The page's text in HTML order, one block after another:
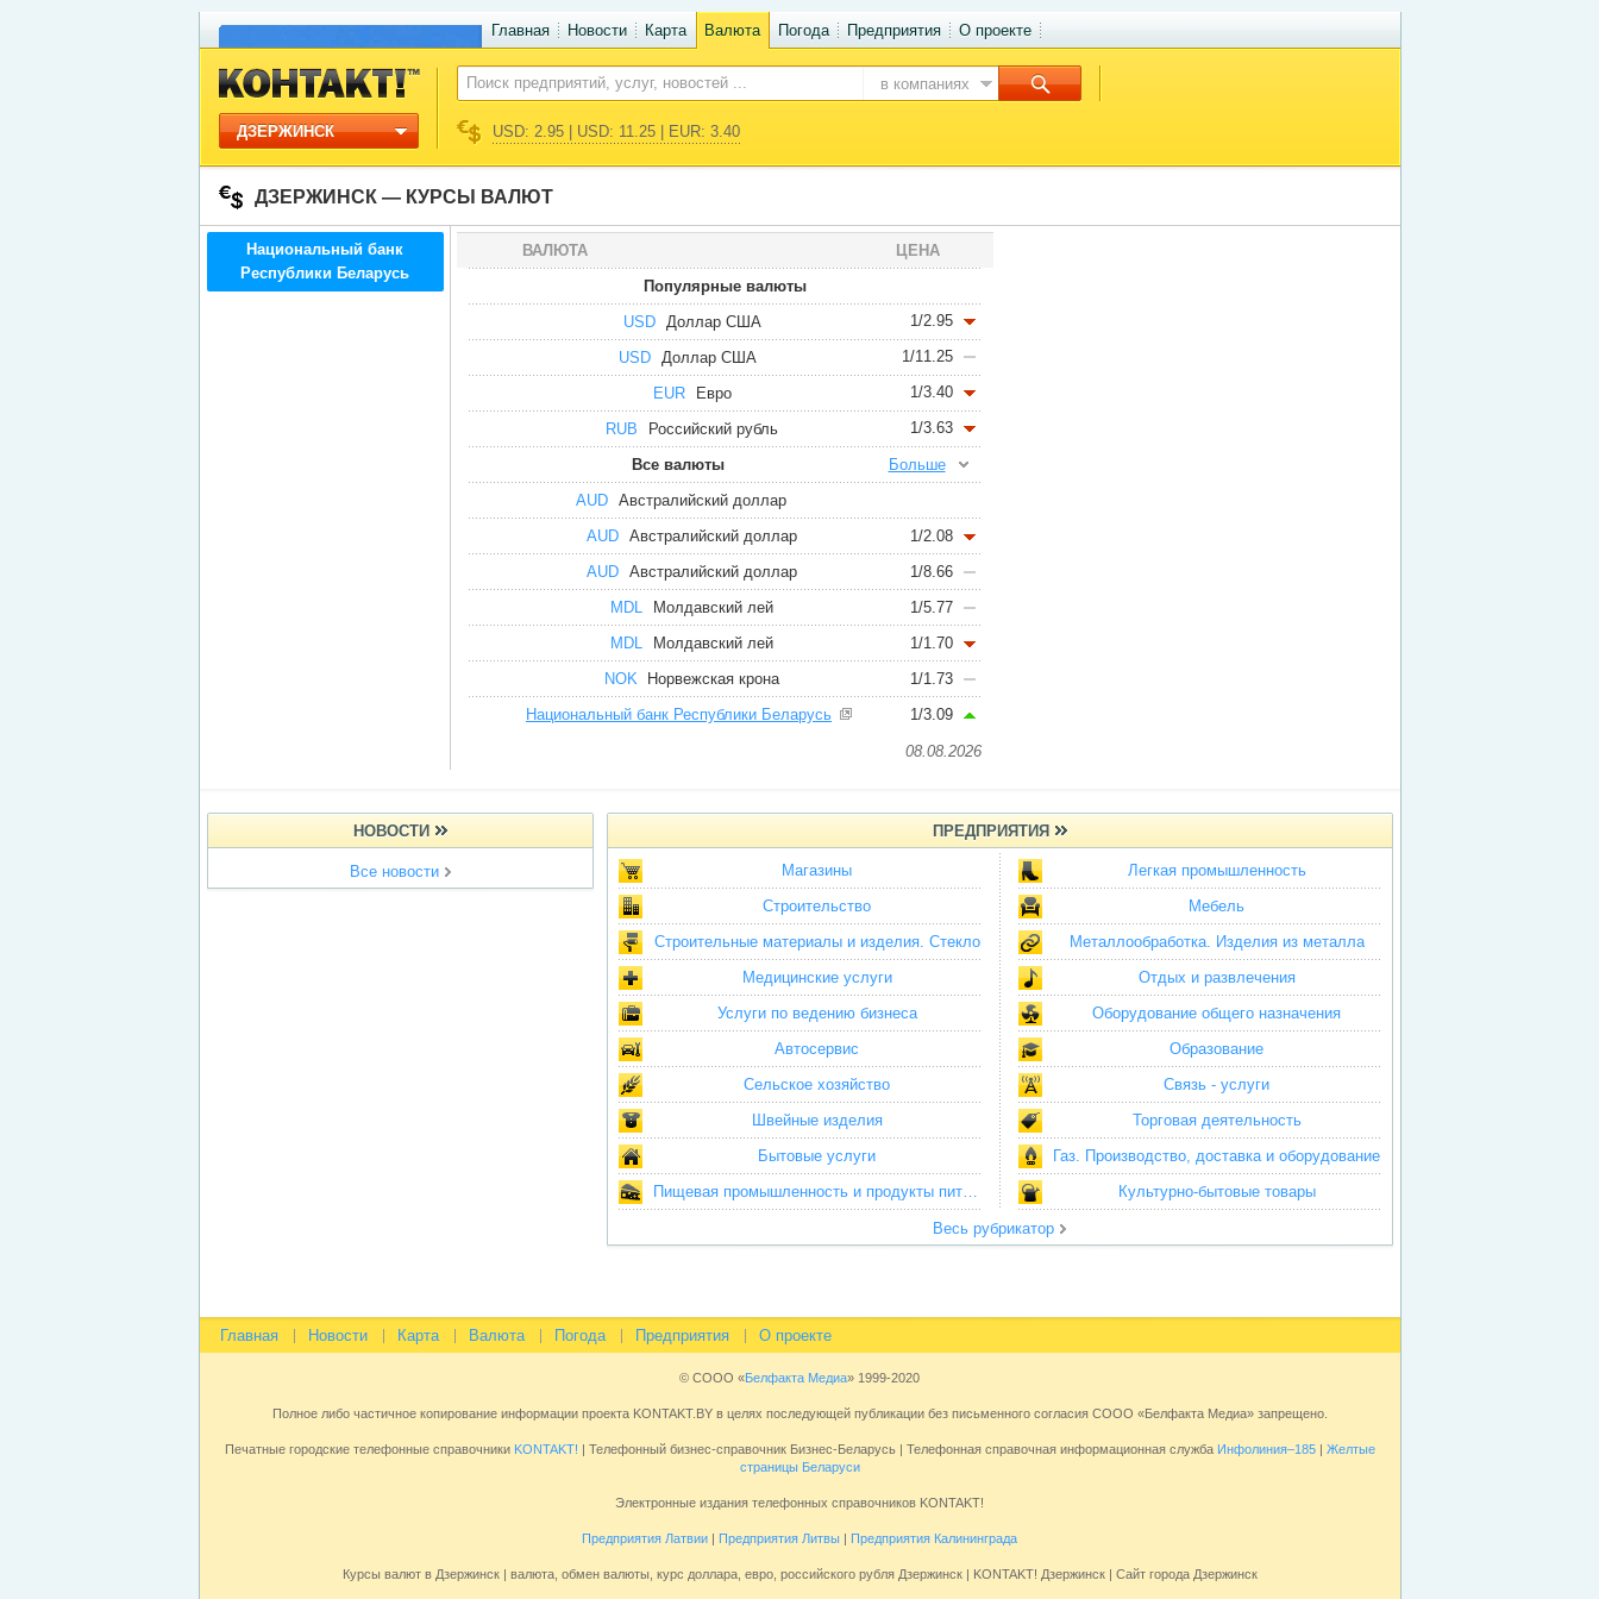
Главная Новости Карта Валюта Погода Предприятия О проекте
ДЗЕРЖИНСК
в компаниях
USD: 2.95 | USD: 11.25 | EUR: 3.40
ДЗЕРЖИНСК — КУРСЫ ВАЛЮТ
Национальный банк
Республики Беларусь
ВАЛЮТА
ЦЕНА
Популярные валюты
USD
Доллар США 1/2.95
USD Доллар США 1/11.25
EUR Евро 1/3.40
RUB Российский рубль 1/3.63
Все валюты
Больше
AUD Австралийский доллар
1/2.08
AUD Австралийский доллар
1/8.66
AUD Австралийский доллар
1/5.77
MDL
Молдавский лей
1/1.70
MDL
Молдавский лей
1/1.73
NOK
Норвежская крона
1/3.09
Национальный банк Республики Беларусь
08.08.2026
НОВОСТИ
Все новости
ПРЕДПРИЯТИЯ
Магазины
Строительство
Строительные материалы и изделия. Стекло
Медицинские услуги
Услуги по ведению бизнеса
Автосервис
Сельское хозяйство
Швейные изделия
Бытовые услуги
Пищевая промышленность и продукты питания
Легкая промышленность
Мебель
Металлообработка. Изделия из металла
Отдых и развлечения
Оборудование общего назначения
Образование
Связь - услуги
Торговая деятельность
Газ. Производство, доставка и оборудование
Культурно-бытовые товары
Весь рубрикатор
Главная Новости Карта Валюта Погода Предприятия О проекте
© СООО «Белфакта Медиа» 1999-2020
Полное либо частичное копирование информации проекта KONTAKT.BY в целях последующей публикации без письменного согласия СООО «Белфакта Медиа» запрещено.
Печатные городские телефонные справочникиKONTAKT! | Телефонный бизнес-справочник Бизнес-Беларусь | Телефонная справочная информационная служба Инфолиния–185| Желтые
страницы Беларуси
Электронные издания телефонных справочников KONTAKT!
Предприятия Латвии | Предприятия Литвы | Предприятия Калининграда
Курсы валют в Дзержинск | валюта, обмен валюты, курс доллара, евро, российского рубля Дзержинск | KONTAKT! Дзержинск | Сайт города Дзержинск